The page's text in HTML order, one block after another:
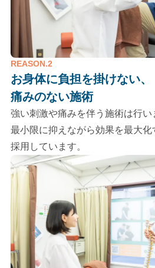
REASON.2
お身体に負担を掛けない、
痛みのない施術
強い刺激や痛みを伴う施術は行
最小限に抑えながら効果を最大
採用しています。